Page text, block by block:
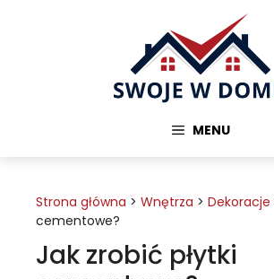
MENU
Strona główna > Wnętrza > Dekoracje
cementowe?
Jak zrobić płytki